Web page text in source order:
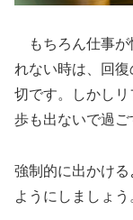
もちろん仕事が
れない時は、回
切です。しかし
歩も出ないで過ご
強制的に出かけ
ようにしましょう